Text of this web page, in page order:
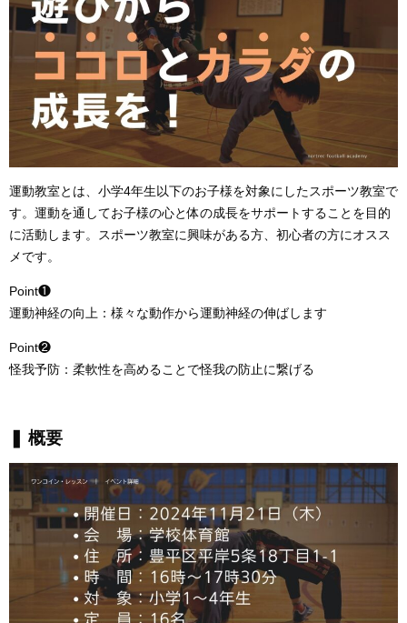
運動教室とは、小学4年生以下のお子様を対象にしたスポーツ教室で
す。運動を通してお子様の心と体の成長をサポートすることを目的
に活動します。スポーツ教室に興味がある方、初心者の方にオスス
メです。
Point❶
運動神経の向上：様々な動作から運動神経の伸ばします
Point❷
怪我予防：柔軟性を高めることで怪我の防止に繋げる
❚ 概要